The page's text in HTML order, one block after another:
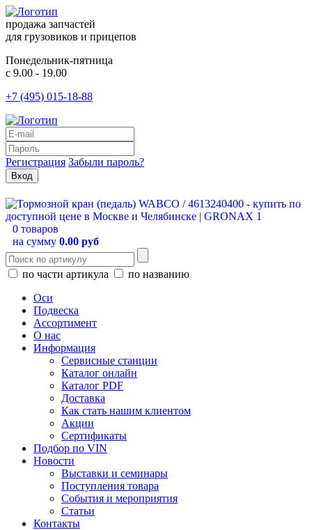
продажа запчастей
для грузовиков и прицепов
Понедельник-пятница
с 9.00 - 19.00
+7 (495) 015-18-88
Регистрация Забыли пароль?
0 товаров
на сумму 0.00 руб
по части артикула
по названию
Оси
Подвеска
Ассортимент
О нас
Информация
Сервисные станции
Каталог онлайн
Каталог PDF
Доставка
Как стать нашим клиентом
Акции
Сертификаты
Подбор по VIN
Новости
Выставки и семинары
Поступления товара
События и мероприятия
Статьи
Контакты